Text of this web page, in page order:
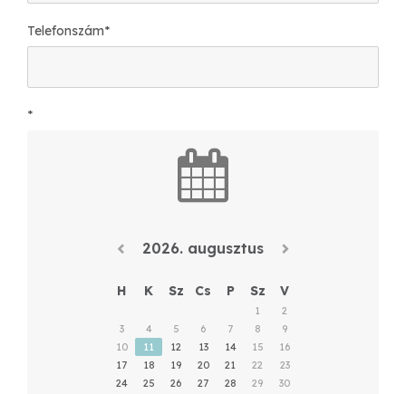
Telefonszám*
*
2026. augusztus
H K Sz Cs P Sz V
1
2
3
4 5 6 7 8
9
10
11 12 13 14 15
16
17
18 19 20 21 22
23
24
25 26 27 28 29
30